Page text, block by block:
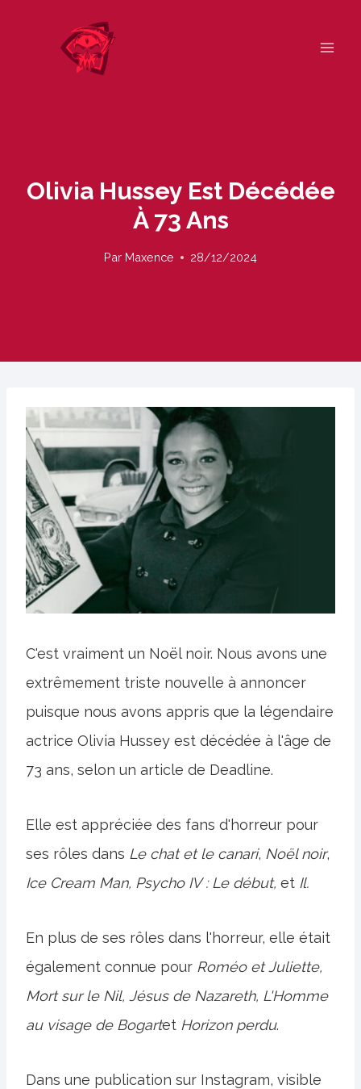
Olivia Hussey Est Décédée
À 73 Ans
Par Maxence 28/12/2024
C'est vraiment un Noël noir. Nous avons une
extrêmement triste nouvelle à annoncer
puisque nous avons appris que la légendaire
actrice Olivia Hussey est décédée à l'âge de
73 ans, selon un article de Deadline.
Elle est appréciée des fans d'horreur pour
ses rôles dans Le chat et le canari, Noël noir,
Ice Cream Man, Psycho IV : Le début, et Il.
En plus de ses rôles dans l'horreur, elle était
également connue pour Roméo et Juliette,
Mort sur le Nil, Jésus de Nazareth, L'Homme
au visage de Bogartet Horizon perdu.
Dans une publication sur Instagram, visible